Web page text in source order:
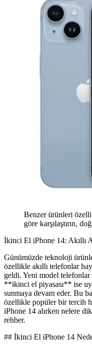
Benzer ürünleri
göre karşılaştırın,
İkinci El iPhone 14: Akıllı
Günümüzde teknoloji
özellikle akıllı telefonlar
geldi. Yeni model
**ikinci el piyasası** ise
sunmaya devam eder. Bu
özellikle popüler bir tercih
iPhone 14 alırken nelere
rehber.
## İkinci El iPhone 14